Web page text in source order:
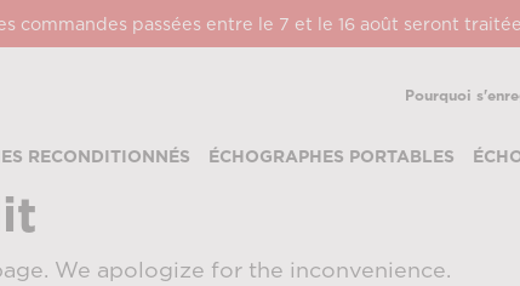
commandes passées entre le 7 et le 16 août seront
Pourquoi
RECONDITIONNÉS ÉCHOGRAPHES PORTABLES
We apologize for the inconvenience.